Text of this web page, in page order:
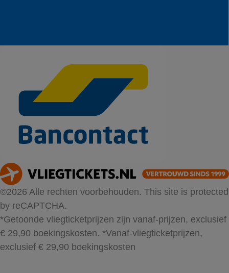
©2026 Alle rechten voorbehouden. This site is protected
by reCAPTCHA.
*Getoonde vliegticketprijzen zijn vanaf-prijzen, exclusief
€ 29,90 boekingskosten. *Vanaf-vliegticketprijzen,
exclusief € 29,90 boekingskosten